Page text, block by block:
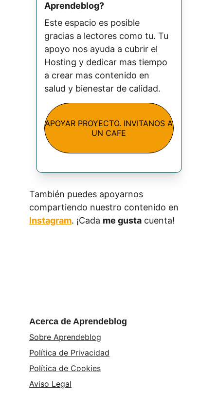
Acerca de Aprendeblog
Sobre Aprendeblog
Política de Privacidad
Política de Cookies
Aviso Legal
Aprendeblog?
Este espacio es posible
gracias a lectores como tu. Tu
apoyo nos ayuda a cubrir el
Hosting y dedicar mas tiempo
a crear mas contenido en
salud y bienestar de calidad.
También puedes apoyarnos
compartiendo nuestro contenido en
Instagram. ¡Cada me gusta cuenta!
APOYAR PROYECTO. INVITANOS A
UN CAFE